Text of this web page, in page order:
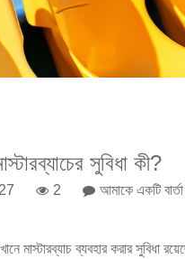
সুবিধা কী?
2 আমাকে একটি
মাস্টারব্যাচ ব্যবহার করার সুবিধা